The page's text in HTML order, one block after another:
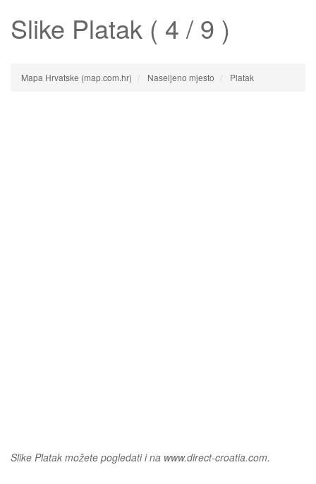
Slike Platak ( 4 / 9 )
Mapa Hrvatske (map.com.hr) Naseljeno mjesto Platak
Slike Platak možete pogledati i na www.direct-croatia.com.